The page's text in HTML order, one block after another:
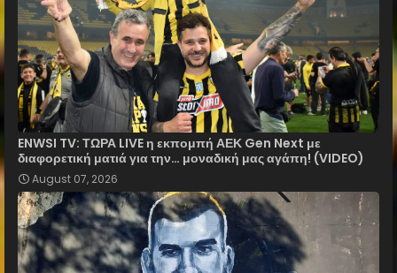
ENWSI TV: ΤΩΡΑ LIVE η εκπομπή ΑΕΚ Gen Next με
διαφορετική ματιά για την… μοναδική μας αγάπη! (VIDEO)
August 07, 2026